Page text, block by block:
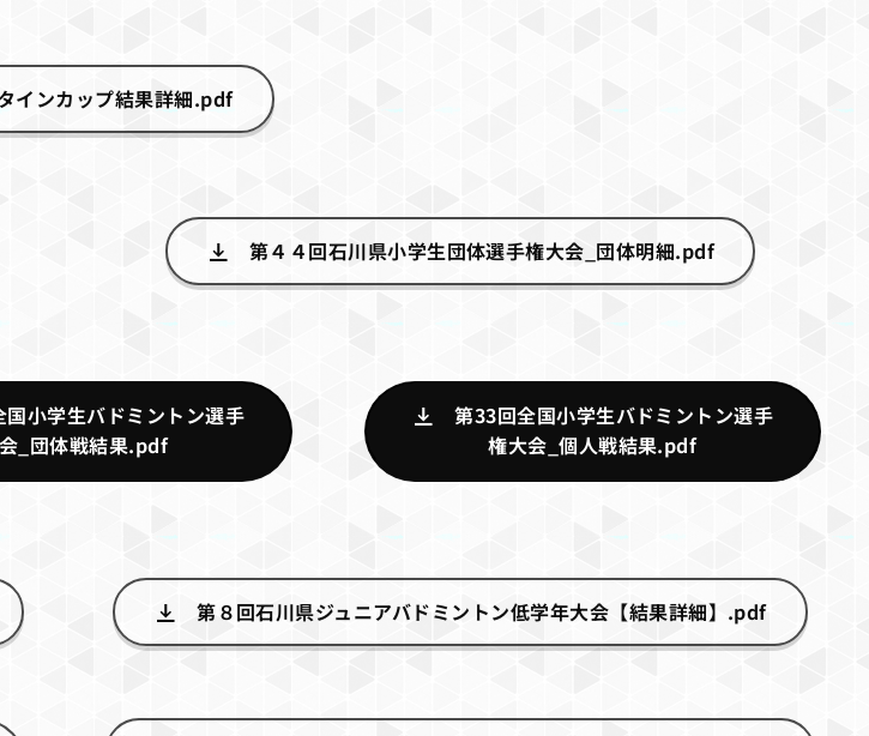
インカップ結果詳細.pdf
第４４回石川県小学生団体選手権大会_団体明細.pdf
国小学生バドミントン選手
_団体戦結果.pdf
第33回全国小学生バドミントン選手
権大会_個人戦結果.pdf
第８回石川県ジュニアバドミントン低学年大会【結果詳細】.pdf